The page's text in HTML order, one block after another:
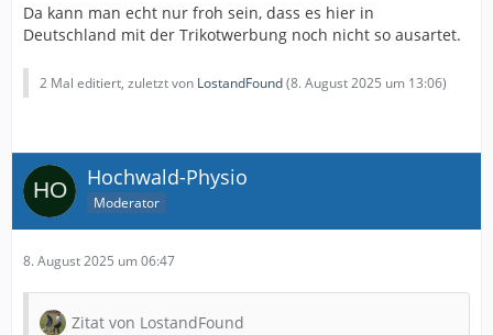
Da kann man echt nur froh sein, dass es hier in
Deutschland mit der Trikotwerbung noch nicht so ausartet.
2 Mal editiert, zuletzt von LostandFound(8. August 2025 um 13:06)
Hochwald-Physio
Moderator
8. August 2025 um 06:47
Zitat von LostandFound